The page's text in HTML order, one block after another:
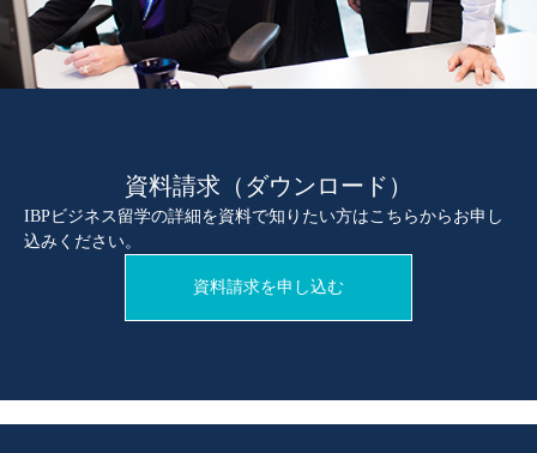
資料請求（ダウンロード）
IBPビジネス留学の詳細を資料で知りたい方はこちらからお申し
込みください。
資料請求を申し込む